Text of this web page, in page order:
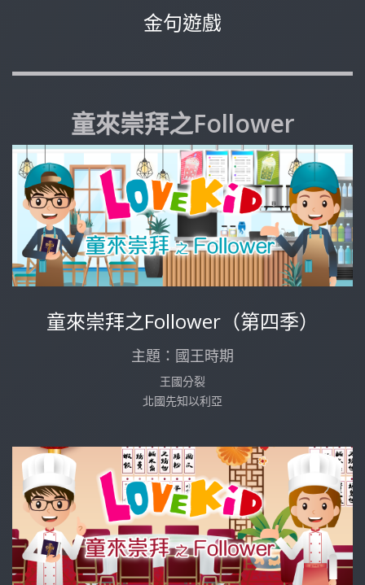
金句遊戲
童來崇拜之Follower
童來崇拜之Follower（第四季）
主題：國王時期
王國分裂
北國先知以利亞